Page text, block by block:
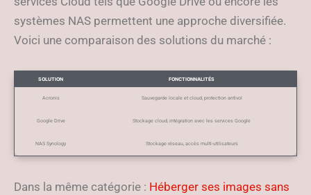
systèmes NAS permettent une approche diversifiée.
Voici une comparaison des solutions du marché :
SOLUTION FONCTIONNALITÉS
Acronis Sauvegarde locale et cloud, protection antivol
Google Drive Stockage cloud, intégration avec les services Google
NAS Synology Stockage réseau, accès multi-utilisateurs
Dans la même catégorie : Héberger ses images sans